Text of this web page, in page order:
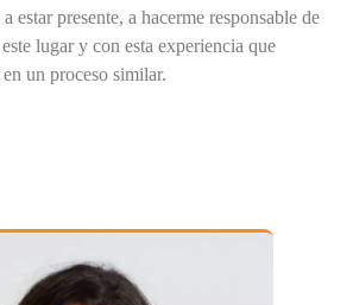
estar presente, a hacerme responsable de
lugar y con esta experiencia que
un proceso similar.